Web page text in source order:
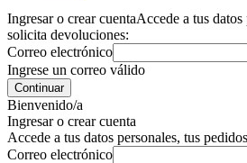
Ingresar o crear cuentaAccede a tus
solicita devoluciones:
Correo electrónico
Ingrese un correo válido
Continuar
Bienvenido/a
Ingresar o crear cuenta
Accede a tus datos personales, tus
Correo electrónico